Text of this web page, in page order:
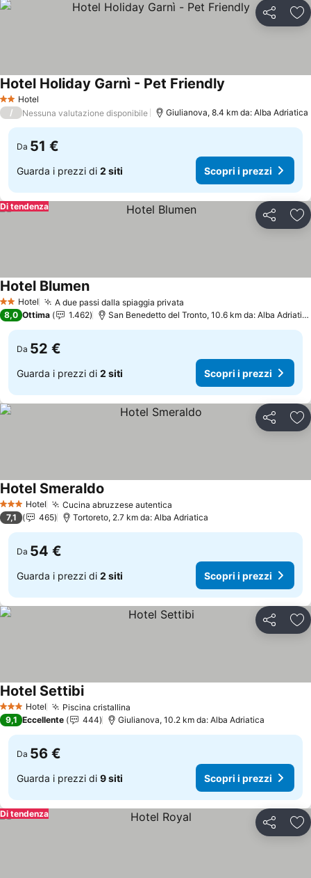
Condividi
2 StelleHotel
Hotel Holiday Garnì - Pet Friendly
/ Nessuna valutazione disponibile Giulianova, 8.4 km da: Alba Adriatica
Da 51 €
Guarda i prezzi di 2 siti Scopri i prezzi
Condividi
Di tendenza
2 StelleHotel A due passi dalla spiaggia privata
Hotel Blumen
8,0 Ottima 1.462 San Benedetto del Tronto, 10.6 km da: Alba Adriatica
Da 52 €
Guarda i prezzi di 2 siti Scopri i prezzi
Condividi
3 StelleHotel Cucina abruzzese autentica
Hotel Smeraldo
7,1 465 Tortoreto, 2.7 km da: Alba Adriatica
Da 54 €
Guarda i prezzi di 2 siti Scopri i prezzi
Condividi
3 StelleHotel Piscina cristallina
Hotel Settibi
9,1 Eccellente 444 Giulianova, 10.2 km da: Alba Adriatica
Da 56 €
Guarda i prezzi di 9 siti Scopri i prezzi
Condividi
Di tendenza